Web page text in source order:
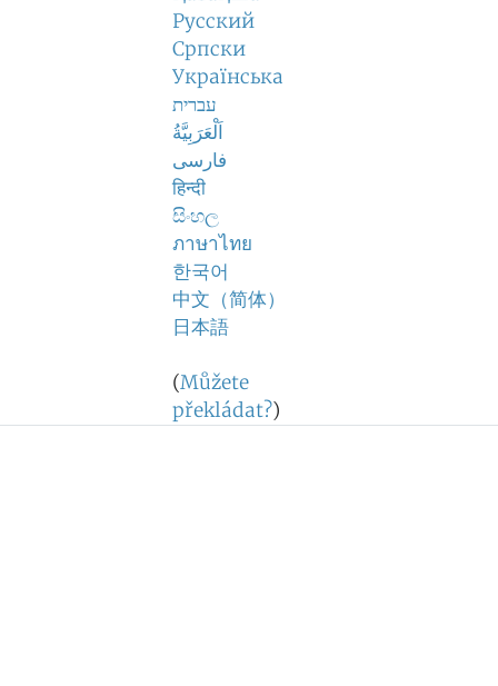
Русский
Српски
Українська
עברית
اَلْعَرَبِيَّةُ
فارسی
हिन्दी
සිංහල
ภาษาไทย
한국어
中文（简体）
日本語
(Můžete
překládat?)